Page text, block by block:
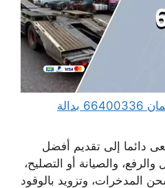
ونش كرين سطحة ام الهيمان 66400336 بدالة
دائما إلى تقديم أفضل
والصيانة أو التصليح،
المدخرات، وتزويد بالوقود